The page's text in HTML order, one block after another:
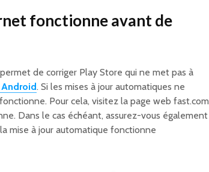
fonctionne avant de
de corriger Play Store qui ne met pas à
. Si les mises à jour automatiques ne
Pour cela, visitez la page web fast.com
Dans le cas échéant, assurez-vous également
mise à jour automatique fonctionne